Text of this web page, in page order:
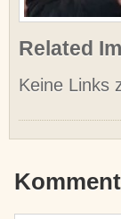
Related
Keine Links